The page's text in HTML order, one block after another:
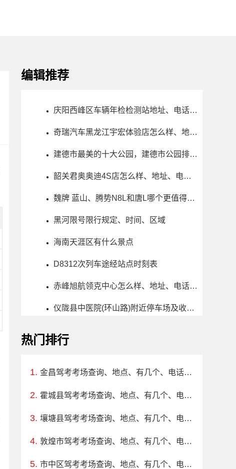
编辑推荐
庆阳西峰区车辆年检检测站地址、电话、上班时间
奇瑞汽车黑龙江宇宏体验店怎么样、地址、电话、上班时间查询
建德市最美的十大公园，建德市公园排行榜哪个最好玩
韶关君奥奥迪4S店怎么样、地址、电话、上班时间查询
魏牌 蓝山、腾势N8L和唐L哪个更值得买？性价比、配置对比
黑河限号限行规定、时间、区域
海南天涯区有什么景点
D8312次列车途经站点时刻表
赤峰旭航领克中心怎么样、地址、电话、上班时间查询
仪陇县中医院(环山路)附近停车场及收费标准
热门排行
金昌驾考考场查询、地点、有几个、电话、上班时间
霍城县驾考考场查询、地点、有几个、电话、上班时间
壤塘县驾考考场查询、地点、有几个、电话、上班时间
敦煌市驾考考场查询、地点、有几个、电话、上班时间
市中区驾考考场查询、地点、有几个、电话、上班时间